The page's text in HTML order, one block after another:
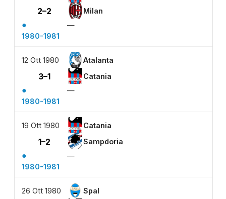
2–2 Milan
●
—
1980-1981
12 Ott 1980 Atalanta
3–1 Catania
●
—
1980-1981
19 Ott 1980 Catania
1–2 Sampdoria
●
—
1980-1981
26 Ott 1980 Spal